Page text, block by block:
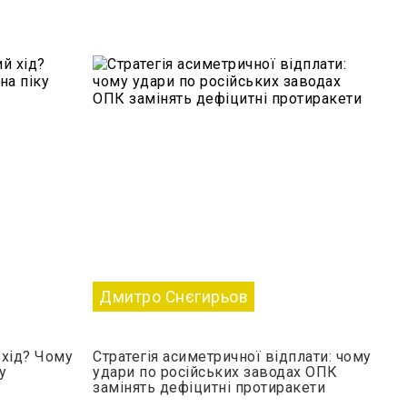
Чому
Дмитро Снєгирьов
Стратегія асиметричної відплати: чому
удари по російських заводах ОПК
замінять дефіцитні протиракети